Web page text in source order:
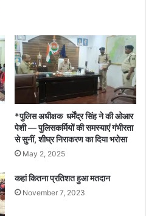
*पुलिस अधीक्षक धर्मेंद्र सिंह ने की ओआर
पेशी — पुलिसकर्मियों की समस्याएं गंभीरता
से सुनीं, शीघ्र निराकरण का दिया भरोसा
May 2, 2025
कहां कितना प्रतिशत हुआ मतदान
November 7, 2023